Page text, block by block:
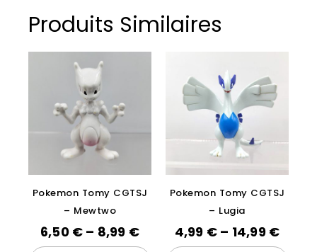
Produits Similaires
Pokemon Tomy CGTSJ
– Mewtwo
6,50 € – 8,99 €
Pokemon Tomy CGTSJ
– Lugia
4,99 € – 14,99 €